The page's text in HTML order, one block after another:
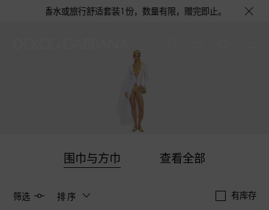
蓝淡香水或旅行舒适套装1份，数量有限，赠完即止。即刻选购，
围巾与方巾 查看全部
筛选 排序 有库存